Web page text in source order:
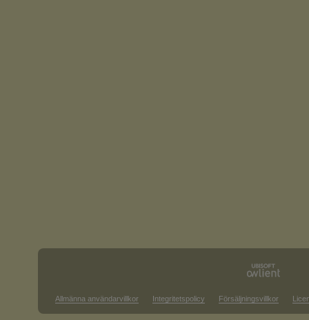
Allmänna användarvillkor Integritetspolicy Försäljningsvillkor